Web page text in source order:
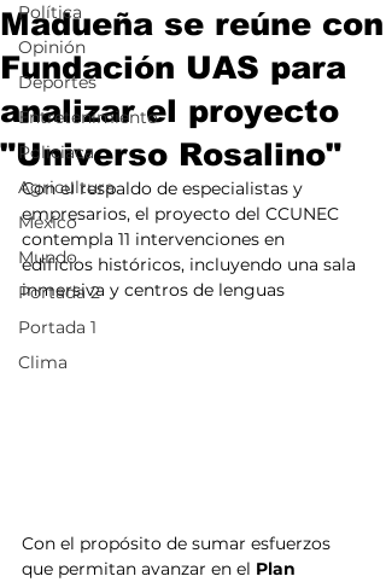
Política
Opinión
Deportes
Entretenimiento
Policiaca
Agricultura
México
Mundo
Portada 2
Portada 1
Clima
Madueña se reúne con
Fundación UAS para
analizar el proyecto
"Universo Rosalino"
Con el respaldo de especialistas y
empresarios, el proyecto del CCUNEC
contempla 11 intervenciones en
edificios históricos, incluyendo una sala
inmersiva y centros de lenguas
Con el propósito de sumar esfuerzos
que permitan avanzar en el Plan